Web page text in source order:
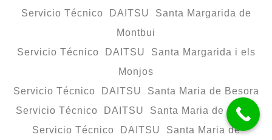
Servicio Técnico DAITSU Santa Margarida de
Montbui
Servicio Técnico DAITSU Santa Margarida i els
Monjos
Servicio Técnico DAITSU Santa Maria de Besora
Servicio Técnico DAITSU Santa Maria de Corcó
Servicio Técnico DAITSU Santa Maria de